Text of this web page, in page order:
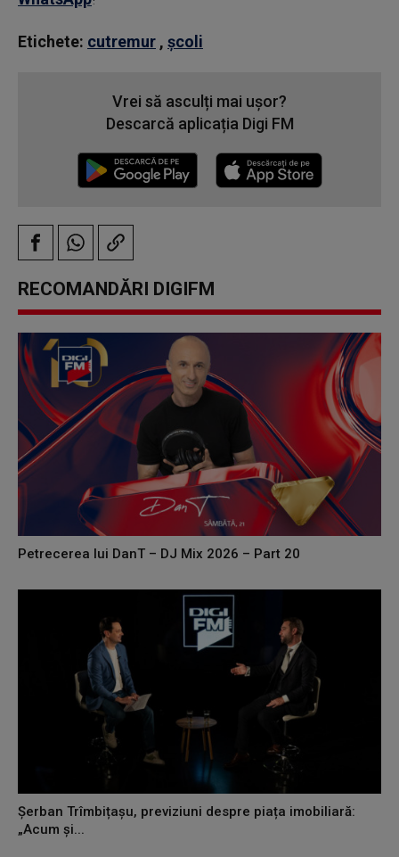
Etichete: cutremur , școli
Vrei să asculți mai ușor?
Descarcă aplicația Digi FM
RECOMANDĂRI DIGIFM
Petrecerea lui DanT – DJ Mix 2026 – Part 20
Șerban Trîmbițașu, previziuni despre piața imobiliară:
„Acum și...